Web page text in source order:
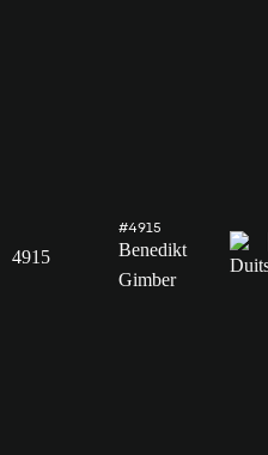
4915
#4915
Benedikt
Gimber